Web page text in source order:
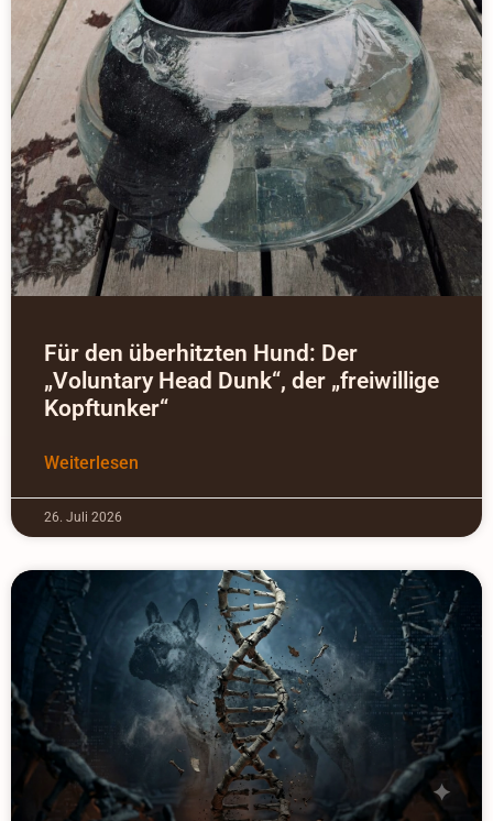
Für den überhitzten Hund: Der
„Voluntary Head Dunk“, der „freiwillige
Kopftunker“
Weiterlesen
26. Juli 2026